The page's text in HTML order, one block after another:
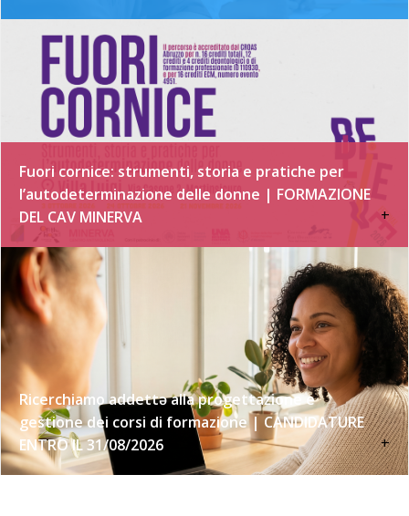
Fuori cornice: strumenti, storia e pratiche per
l’autodeterminazione delle donne | FORMAZIONE
DEL CAV MINERVA
+
Ricerchiamo addettə alla progettazione e
gestione dei corsi di formazione | CANDIDATURE
ENTRO IL 31/08/2026
+